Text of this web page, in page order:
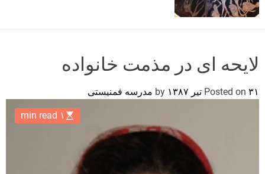
e
لایحه ای در مذمت خانواده
Posted on ۳۱ تیر ۱۳۸۷ مدرسه فمنیستی
۱ min read